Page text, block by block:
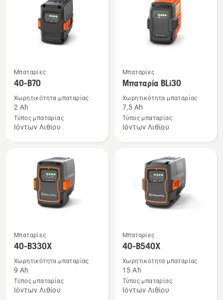
Δείτε
περισσότερες
λεπτομέρειες
για
το
40-
Μπαταρίες
40-B70
Χωρητικότητα μπαταρίας
2 Ah
Τύπος μπαταρίας
Ιόντων Λιθίου
Δείτε
περισσότερες
λεπτομέρειες
για
το
Μπαταρία
Μπαταρίες
Μπαταρία BLi30
Χωρητικότητα μπαταρίας
7,5 Ah
Τύπος μπαταρίας
Ιόντων Λιθίου
Δείτε
περισσότερες
λεπτομέρειες
για
το
40-
Μπαταρίες
40-B330X
Χωρητικότητα μπαταρίας
9 Ah
Τύπος μπαταρίας
Ιόντων Λιθίου
Δείτε
περισσότερες
λεπτομέρειες
για
το
40-
Μπαταρίες
40-B540X
Χωρητικότητα μπαταρίας
15 Ah
Τύπος μπαταρίας
Ιόντων Λιθίου